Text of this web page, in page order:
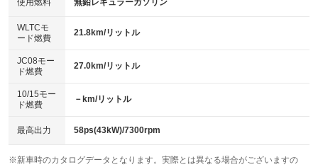
：装備なし
センターデフロック
：装備なし
電動格納ミラー
：装備なし
：装備あり
エアロ
：装備なし
：装備なし
パワーシート
ベンチシート
：装備あり
チップアップシート
：装備あり
：装備なし ：装備なし
使用燃料 無鉛レギュラーガソリン
WLTCモ
ード燃費
21.8km/リットル
JC08モー
ド燃費
27.0km/リットル
10/15モー
ド燃費
－km/リットル
最高出力 58ps(43kW)/7300rpm
※新車時のカタログデータとなります。実際とは異なる場合がございますの